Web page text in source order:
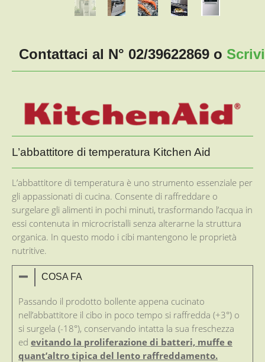
Contattaci al N° 02/39622869 o
L’abbattitore di temperatura Kitchen Aid
L’abbattitore di temperatura è uno strumento essenziale per
gli appassionati di cucina. Consente di raffreddare o
surgelare gli alimenti in pochi minuti, trasformando l’acqua in
essi contenuta in microcristalli senza alterarne la struttura
organica. In questo modo i cibi mantengono le proprietà
nutritive.
COSA FA
Passando il prodotto bollente appena cucinato
nell’abbattitore il cibo in poco tempo si raffredda (+3°) o
si surgela (-18°), conservando intatta la sua freschezza
ed evitando la proliferazione di batteri, muffe e
quant’altro tipica del lento raffreddamento.